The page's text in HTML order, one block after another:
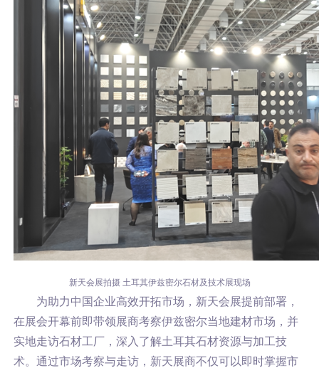
新天会展拍摄 土耳其伊兹密尔石材及技术展现场
为助力中国企业高效开拓市场，新天会展提前部署，
在展会开幕前即带领展商考察伊兹密尔当地建材市场，并
实地走访石材工厂，深入了解土耳其石材资源与加工技
术。通过市场考察与走访，新天展商不仅可以即时掌握市